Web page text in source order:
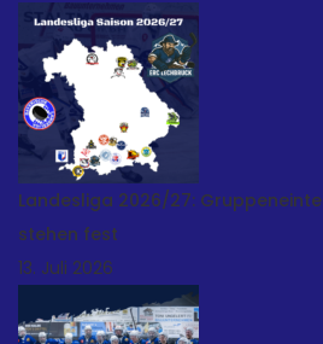
Landesliga 2026/27:
stehen fest
13. Juli 2026